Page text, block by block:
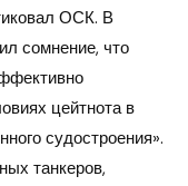
ОСК. В
сомнение, что
цейтнота в
судостроения».
танкеров,